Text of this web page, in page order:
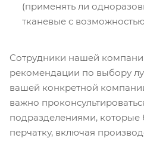
(применять ли
тканевые с
Сотрудники нашей
рекомендации по выбору
вашей конкретной
важно
подразделениями, которые
перчатку, включая